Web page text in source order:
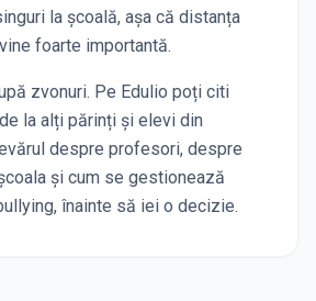
la școală, așa că distanța
foarte importantă.
zvonuri. Pe Edulio poți citi
de la alți părinți și elevi din
despre profesori, despre
și cum se gestionează
înainte să iei o decizie.